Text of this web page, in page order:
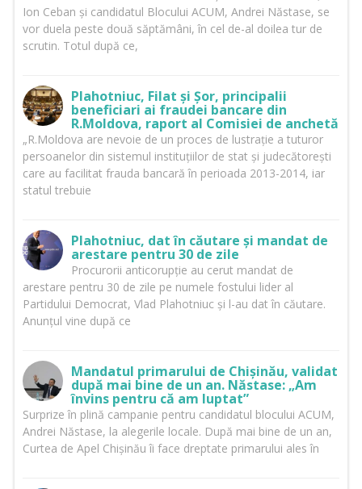
Ion Ceban și candidatul Blocului ACUM, Andrei Năstase, se
vor duela peste două săptămâni, în cel de-al doilea tur de
scrutin. Totul după ce,
Plahotniuc, Filat și Șor, principalii
beneficiari ai fraudei bancare din
R.Moldova, raport al Comisiei de anchetă
„R.Moldova are nevoie de un proces de lustrație a tuturor
persoanelor din sistemul instituțiilor de stat și judecătorești
care au facilitat frauda bancară în perioada 2013-2014, iar
statul trebuie
Plahotniuc, dat în căutare și mandat de
arestare pentru 30 de zile
Procurorii anticorupție au cerut mandat de
arestare pentru 30 de zile pe numele fostului lider al
Partidului Democrat, Vlad Plahotniuc și l-au dat în căutare.
Anunțul vine după ce
Mandatul primarului de Chișinău, validat
după mai bine de un an. Năstase: „Am
învins pentru că am luptat”
Surprize în plină campanie pentru candidatul blocului ACUM,
Andrei Năstase, la alegerile locale. După mai bine de un an,
Curtea de Apel Chișinău îi face dreptate primarului ales în